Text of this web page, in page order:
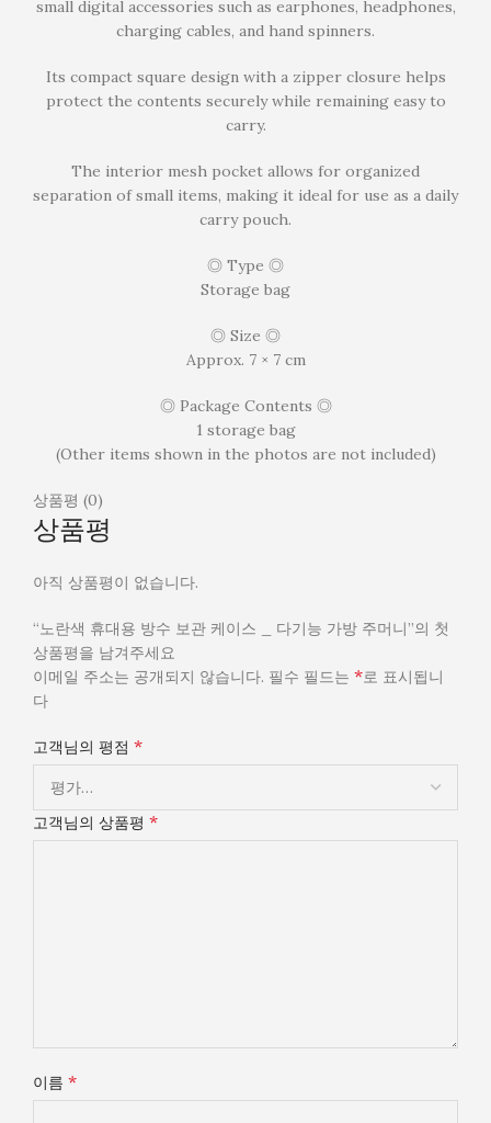
small digital accessories such as earphones, headphones,
charging cables, and hand spinners.
Its compact square design with a zipper closure helps
protect the contents securely while remaining easy to
carry.
The interior mesh pocket allows for organized
separation of small items, making it ideal for use as a daily
carry pouch.
◎ Type ◎
Storage bag
◎ Size ◎
Approx. 7 × 7 cm
◎ Package Contents ◎
1 storage bag
(Other items shown in the photos are not included)
상품평 (0)
상품평
아직 상품평이 없습니다.
“노란색 휴대용 방수 보관 케이스 _ 다기능 가방 주머니”의 첫
상품평을 남겨주세요
이메일 주소는 공개되지 않습니다. 필수 필드는 *로 표시됩니
다
고객님의 평점 *
고객님의 상품평 *
이름 *